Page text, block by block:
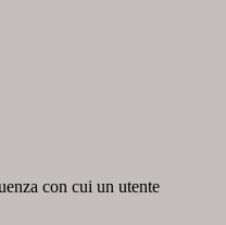
con cui un utente